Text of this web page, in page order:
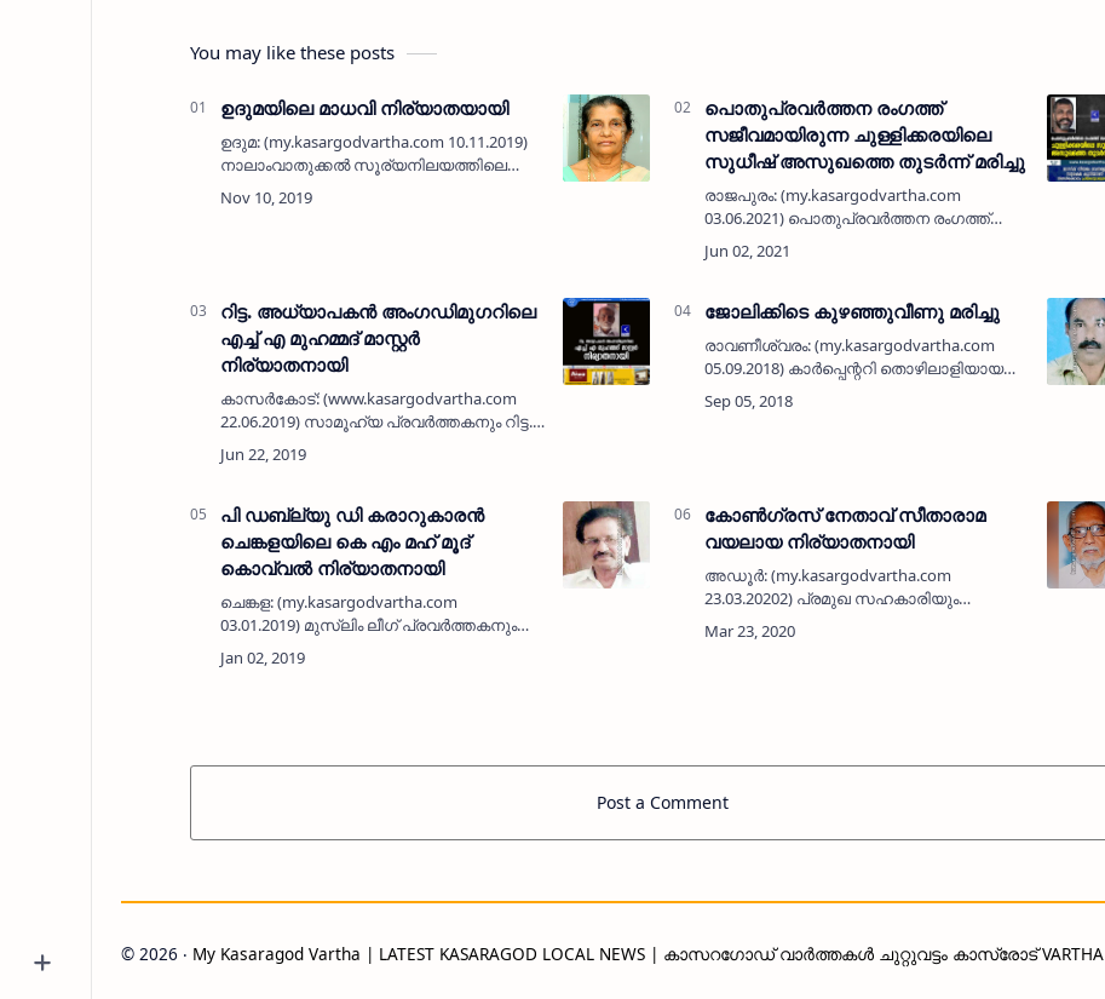
You may like these posts
ഉദുമയിലെ മാധവി നിര്യാതയായി
ഉദുമ: (my.kasargodvartha.com 10.11.2019)
നാലാംവാതുക്കല്‍ സൂര്യനിലയത്തിലെ
പരേതനായ കോരന്റെ ഭാര്യ പി വി മാധവി
(74) നിര്യാതയായി.മക്കള്‍: സുരേഷ്ബാബു
പൊതുപ്രവർത്തന രംഗത്ത്
സജീവമായിരുന്ന ചുള്ളിക്കരയിലെ
സുധീഷ് അസുഖത്തെ തുടർന്ന് മരിച്ചു
രാജപുരം: (my.kasargodvartha.com
03.06.2021) പൊതുപ്രവർത്തന രംഗത്ത്
സജീവമായിരുന്ന ചുള്ളിക്കരയിലെ സുധീഷ്
(43) നിര്യാതനായി. …
റിട്ട. അധ്യാപകന്‍ അംഗഡിമുഗറിലെ
എച്ച് എ മുഹമ്മദ് മാസ്റ്റര്‍
നിര്യാതനായി
കാസര്‍കോട്: (www.kasargodvartha.com
22.06.2019) സാമൂഹ്യ പ്രവര്‍ത്തകനും റിട്ട.
അധ്യാപകനുമായ അംഗഡിമുഗറിലെ എച്ച്
എ മുഹമ്മദ് മാസ്റ്റര്‍ (76) നിര്യാതനായി.
ജോലിക്കിടെ കുഴഞ്ഞുവീണു മരിച്ചു
രാവണീശ്വരം: (my.kasargodvartha.com
05.09.2018) കാര്‍പ്പെന്ററി തൊഴിലാളിയായ
രാവണീ ശ്വരം തണ്ണോട്ടെ കുഞ്ഞിക്കണ്ണന്‍
(56) ജോലിക്കിടെ കഴഞ്ഞുവീണു മരിച്ചു.
പി ഡബ്ല്യു ഡി കരാറുകാരന്‍
ചെങ്കളയിലെ കെ എം മഹ് മൂദ്
കൊവ്വല്‍ നിര്യാതനായി
ചെങ്കള: (my.kasargodvartha.com
03.01.2019) മുസ്ലിം ലീഗ് പ്രവര്‍ത്തകനും
ചെങ്കള ഹൈദ്രോസ് ജുമാ മസ്ജിദ് വൈസ്
പ്രസിഡണ്ടുമായ കെ എം മഹ് മൂദ് (67)
കോണ്‍ഗ്രസ് നേതാവ് സീതാരാമ
വയലായ നിര്യാതനായി
അഡൂര്‍: (my.kasargodvartha.com
23.03.20202) പ്രമുഖ സഹകാരിയും
കോണ്‍ഗ്രസ് നേതാവുമായ അഡൂരിലെ
എച്ച് സീതാരാമ വയലായ (77) അന്തരിച്ചു.
Post a Comment
© 2026 ‧ My Kasaragod Vartha | LATEST KASARAGOD LOCAL NEWS | കാസറഗോഡ് വാർത്തകൾ ചുറ്റുവട്ടം കാസ്രോട് VARTHA